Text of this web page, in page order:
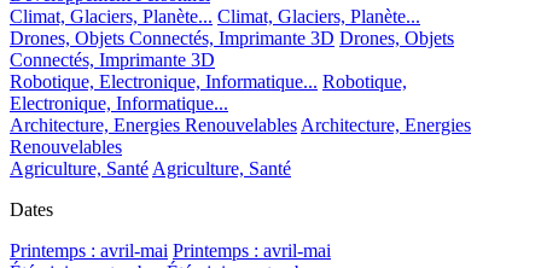
Climat, Glaciers, Planète... Climat, Glaciers, Planète...
Drones, Objets Connectés, Imprimante 3D Drones, Objets
Connectés, Imprimante 3D
Robotique, Electronique, Informatique... Robotique,
Electronique, Informatique...
Architecture, Energies Renouvelables Architecture, Energies
Renouvelables
Agriculture, Santé Agriculture, Santé
Dates
Printemps : avril-mai Printemps : avril-mai